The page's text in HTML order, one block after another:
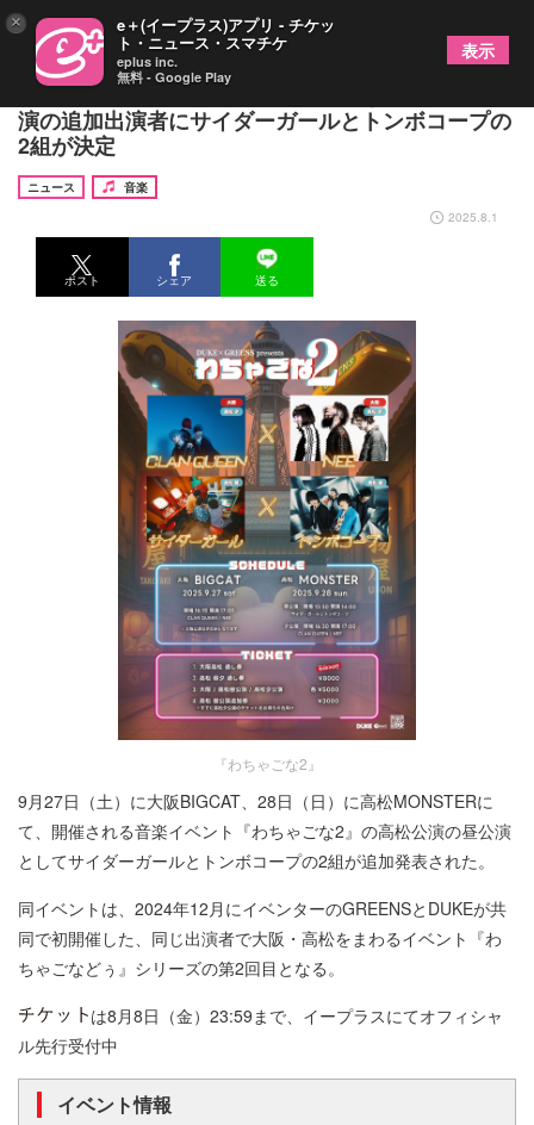
大阪と高松で開催される『わちゃごな2』の高松公
演の追加出演者にサイダーガールとトンボコープの
2組が決定
ニュース
音楽
2025.8.1
ポスト シェア 送る
『わちゃごな2』
9月27日（土）に大阪BIGCAT、28日（日）に高松MONSTERに
て、開催される音楽イベント『わちゃごな2』の高松公演の昼公演
としてサイダーガールとトンボコープの2組が追加発表された。
同イベントは、2024年12月にイベンターのGREENSとDUKEが共
同で初開催した、同じ出演者で大阪・高松をまわるイベント『わ
ちゃごなどぅ』シリーズの第2回目となる。
は8月8日（金）23:59まで、イープラスにてオフィシャ
ル先行受付中
イベント情報
× e＋(イープラス)アプリ - チケッ
ト・ニュース・スマチケ
eplus inc.
無料 - Google Play
表示